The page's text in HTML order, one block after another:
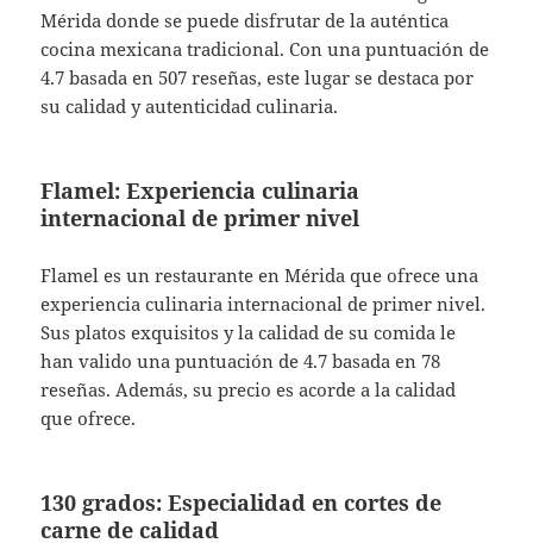
Mérida donde se puede disfrutar de la auténtica
cocina mexicana tradicional. Con una puntuación de
4.7 basada en 507 reseñas, este lugar se destaca por
su calidad y autenticidad culinaria.
Flamel: Experiencia culinaria
internacional de primer nivel
Flamel es un restaurante en Mérida que ofrece una
experiencia culinaria internacional de primer nivel.
Sus platos exquisitos y la calidad de su comida le
han valido una puntuación de 4.7 basada en 78
reseñas. Además, su precio es acorde a la calidad
que ofrece.
130 grados: Especialidad en cortes de
carne de calidad